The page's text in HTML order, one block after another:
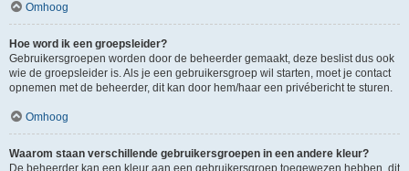
Omhoog
Hoe word ik een groepsleider?
Gebruikersgroepen worden door de beheerder gemaakt, deze beslist dus ook
wie de groepsleider is. Als je een gebruikersgroep wil starten, moet je contact
opnemen met de beheerder, dit kan door hem/haar een privébericht te sturen.
Omhoog
Waarom staan verschillende gebruikersgroepen in een andere kleur?
De beheerder kan een kleur aan een gebruikersgroep toegewezen hebben, dit